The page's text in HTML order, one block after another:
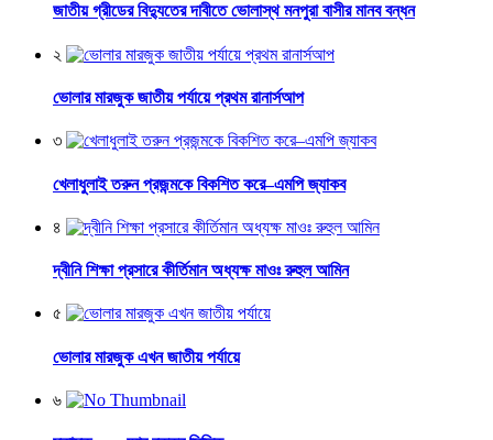
জাতীয় গ্রীডের বিদ্যুতের দাবীতে ভোলাস্থ মনপুরা বাসীর মানব বন্ধন
২
ভোলার মারজুক জাতীয় পর্যায়ে প্রথম রানার্সআপ
৩
খেলাধুলাই তরুন প্রজন্মকে বিকশিত করে–এমপি জ্যাকব
৪
দ্বীনি শিক্ষা প্রসারে কীর্তিমান অধ্যক্ষ মাওঃ রুহুল আমিন
৫
ভোলার মারজুক এখন জাতীয় পর্যায়ে
৬